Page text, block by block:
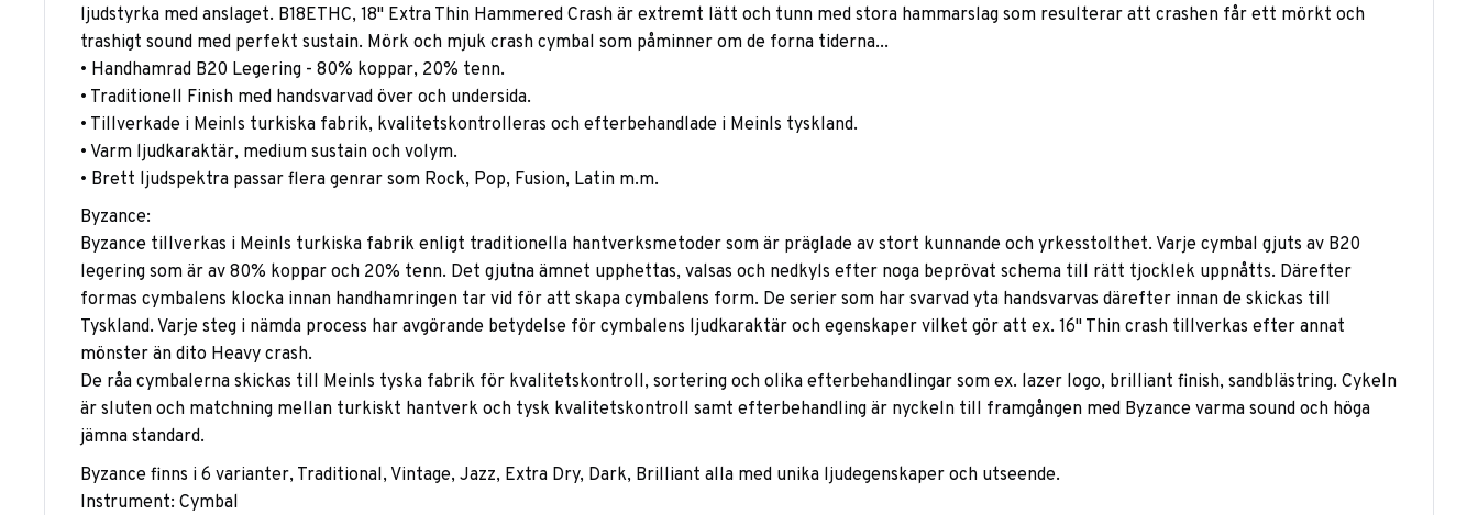
ljudstyrka med anslaget. B18ETHC, 18" Extra Thin Hammered Crash är extremt lätt och tunn med stora hammarslag som resulterar att crashen får ett mörkt och
trashigt sound med perfekt sustain. Mörk och mjuk crash cymbal som påminner om de forna tiderna...
• Handhamrad B20 Legering - 80% koppar, 20% tenn.
• Traditionell Finish med handsvarvad över och undersida.
• Tillverkade i Meinls turkiska fabrik, kvalitetskontrolleras och efterbehandlade i Meinls tyskland.
• Varm ljudkaraktär, medium sustain och volym.
• Brett ljudspektra passar flera genrar som Rock, Pop, Fusion, Latin m.m.
Byzance:
Byzance tillverkas i Meinls turkiska fabrik enligt traditionella hantverksmetoder som är präglade av stort kunnande och yrkesstolthet. Varje cymbal gjuts av B20
legering som är av 80% koppar och 20% tenn. Det gjutna ämnet upphettas, valsas och nedkyls efter noga beprövat schema till rätt tjocklek uppnåtts. Därefter
formas cymbalens klocka innan handhamringen tar vid för att skapa cymbalens form. De serier som har svarvad yta handsvarvas därefter innan de skickas till
Tyskland. Varje steg i nämda process har avgörande betydelse för cymbalens ljudkaraktär och egenskaper vilket gör att ex. 16" Thin crash tillverkas efter annat
mönster än dito Heavy crash.
De råa cymbalerna skickas till Meinls tyska fabrik för kvalitetskontroll, sortering och olika efterbehandlingar som ex. lazer logo, brilliant finish, sandblästring. Cykeln
är sluten och matchning mellan turkiskt hantverk och tysk kvalitetskontroll samt efterbehandling är nyckeln till framgången med Byzance varma sound och höga
jämna standard.
Byzance finns i 6 varianter, Traditional, Vintage, Jazz, Extra Dry, Dark, Brilliant alla med unika ljudegenskaper och utseende.
Instrument: Cymbal